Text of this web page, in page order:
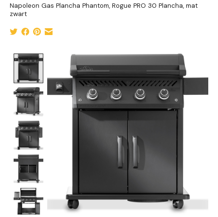
Napoleon Gas Plancha Phantom, Rogue PRO 30 Plancha, mat
zwart
Product image slideshow Items